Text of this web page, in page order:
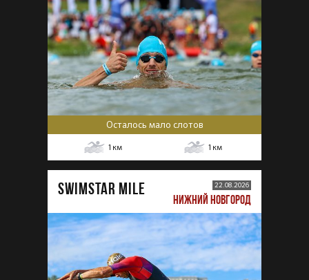
Осталось мало слотов
1 км 1 км
SWIMSTAR MILE 22.08.2026
НИЖНИЙ НОВГОРОД